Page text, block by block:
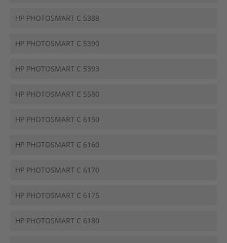
HP PHOTOSMART C 5388
HP PHOTOSMART C 5390
HP PHOTOSMART C 5393
HP PHOTOSMART C 5580
HP PHOTOSMART C 6150
HP PHOTOSMART C 6160
HP PHOTOSMART C 6170
HP PHOTOSMART C 6175
HP PHOTOSMART C 6180